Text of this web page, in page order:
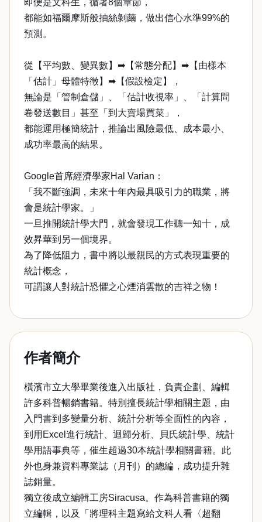
即便是文科生，循著8個章節，
都能如福爾摩斯般抽絲剝繭，做出信心水準99%的
預測。
從【平均數、變異數】➡【常態分配】➡【由樣本
「估計」母體特徵】➡【假設檢定】，
無論是「管制倉儲」、「估計收視率」、「計算問
卷發送數目」甚至「到大賣場買菜」，
都能運用極簡統計，推論出風險最低、成本最小、
成功率最高的結果。
Google首席經濟學家Hal Varian：
「我不斷強調，未來十年內最具吸引力的職業，將
會是統計學家。」
一旦推開統計學大門，就會發現工作聽一知十，成
效昇華到另一個境界。
為了降低阻力，書中將以最親民的方式表現重要的
統計概念，
可謂讓人對統計恐懼之心煙消雲散的吉祥之物！
作者簡介
橫濱市立大學畢業後進入出版社，負責企劃、編輯
許多科普暢銷書籍。特別擅長統計學相關主題，由
入門書到多變量分析、統計分析等全面性的內容，
到用Excel進行統計、迴歸分析、貝氏統計學、統計
學用語事典等，催生超過30本統計學相關書籍。此
外也身兼資料專業誌（月刊）的總編，成功提升雜
誌銷量。
獨立後成立編輯工房Siracusa。作為科普書籍的獨
立編輯，以及「將理科主題寫給文科人看〈超翻